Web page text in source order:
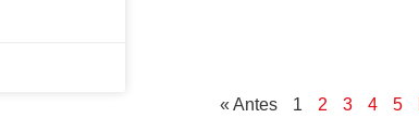
« Antes 1 2 3 4 5